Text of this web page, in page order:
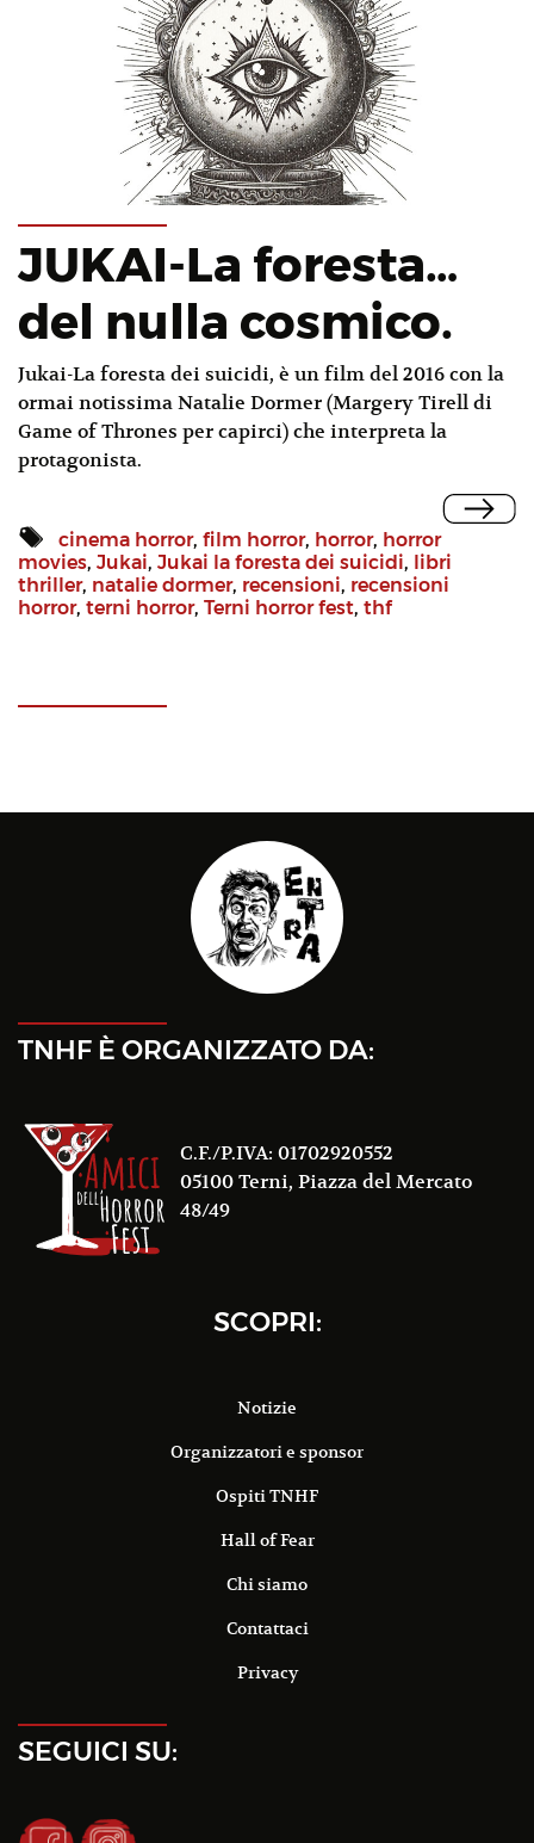
JUKAI-La foresta…
del nulla cosmico.
Jukai-La foresta dei suicidi, è un film del 2016 con la
ormai notissima Natalie Dormer (Margery Tirell di
Game of Thrones per capirci) che interpreta la
protagonista.
cinema horror, film horror, horror, horror
movies, Jukai, Jukai la foresta dei suicidi, libri
thriller, natalie dormer, recensioni, recensioni
horror, terni horror, Terni horror fest, thf
TNHF È ORGANIZZATO DA:
C.F./P.IVA: 01702920552
05100 Terni, Piazza del Mercato
48/49
SCOPRI:
Notizie
Organizzatori e sponsor
Ospiti TNHF
Hall of Fear
Chi siamo
Contattaci
Privacy
SEGUICI SU: